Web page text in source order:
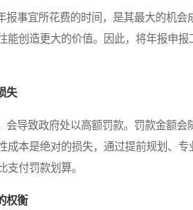
事宜所花费的时间，是其最大的机会
能创造更大的价值。因此，将年报申
失
致政府处以高额罚款。罚款金额会
本是绝对的损失，通过提前规划、专
付罚款划算。
权衡